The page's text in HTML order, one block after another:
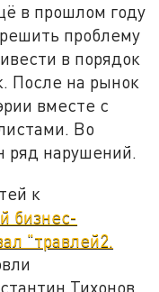
в прошлом году
проблему
в порядок
После на рынок
вместе с
Во
ряд нарушений.
к
бизнес-
"травлей2.
Тихонов